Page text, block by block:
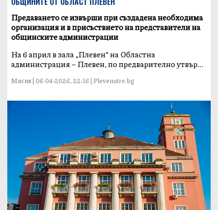
Предаването се извърши при създадена необходима
организация и в присъствието на представители на
общинските администрации
На 6 април в зала „Плевен“ на Областна
администрация – Плевен, по предварително утвър...
Мисия | 06-04-2026, 22:16 | Plevenutre.bg